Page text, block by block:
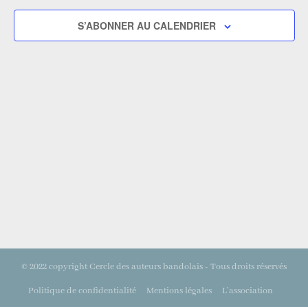
S’ABONNER AU CALENDRIER
© 2022 copyright Cercle des auteurs bandolais - Tous droits réservés
Politique de confidentialité Mentions légales L’association